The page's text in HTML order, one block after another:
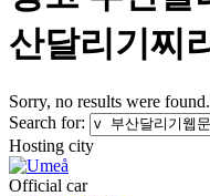
산달리기찌
Sorry, no results were found.
Search for:
Hosting city
Official car